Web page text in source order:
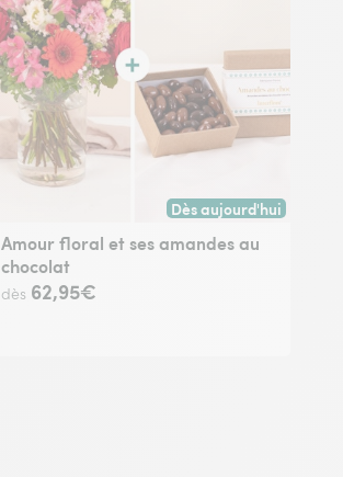
Dès aujourd'hui
Livraison dès
Amour floral et ses amandes au
chocolat
dès 62,95€